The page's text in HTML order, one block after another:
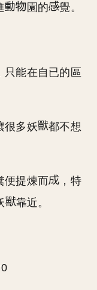
園的 覺。
只能在自已的區
很多妖
都不想
便提煉而
，特
靠近。